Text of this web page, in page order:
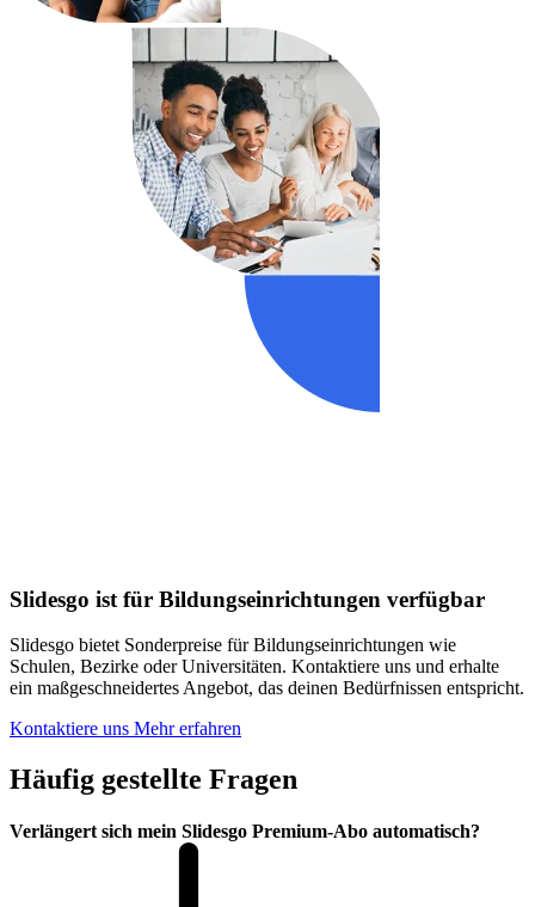
Slidesgo ist für Bildungseinrichtungen verfügbar
Slidesgo bietet Sonderpreise für Bildungseinrichtungen wie
Schulen, Bezirke oder Universitäten. Kontaktiere uns und erhalte
ein maßgeschneidertes Angebot, das deinen Bedürfnissen entspricht.
Kontaktiere uns Mehr erfahren
Häufig gestellte Fragen
Verlängert sich mein Slidesgo Premium-Abo automatisch?